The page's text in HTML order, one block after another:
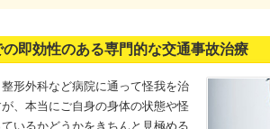
即効性のある専門的な交通事故治療
形外科など病院に通って怪我を治
、本当にご自身の身体の状態や怪
いるかどうかをきちんと見極める